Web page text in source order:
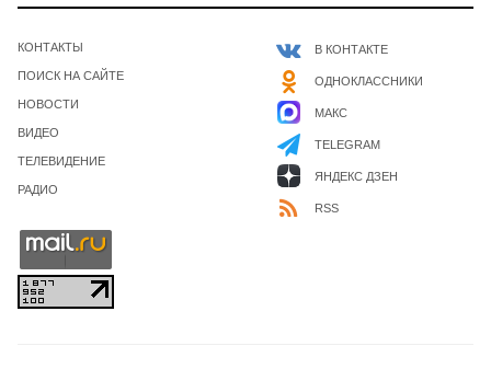
КОНТАКТЫ
ПОИСК НА САЙТЕ
НОВОСТИ
ВИДЕО
ТЕЛЕВИДЕНИЕ
РАДИО
В КОНТАКТЕ
ОДНОКЛАССНИКИ
МАКС
TELEGRAM
ЯНДЕКС ДЗЕН
RSS